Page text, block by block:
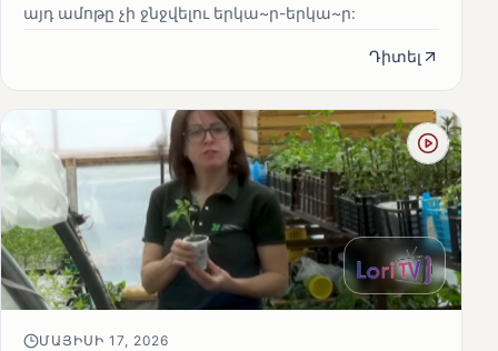
այդ ամոթը չի ջնջվելու երկա~ր-երկա~ր:
Դիտել
ՄԱՅԻՍԻ 17, 2026